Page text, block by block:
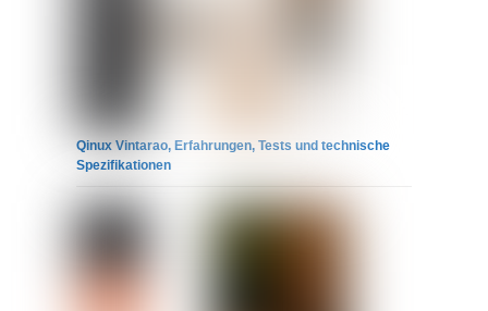
Qinux Vintarao, Erfahrungen, Tests und technische
Spezifikationen